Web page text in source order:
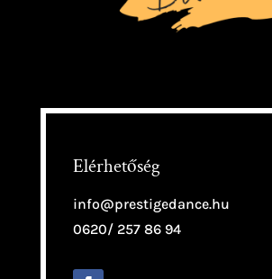
Elérhetőség
info@prestigedance.hu
0620/ 257 86 94